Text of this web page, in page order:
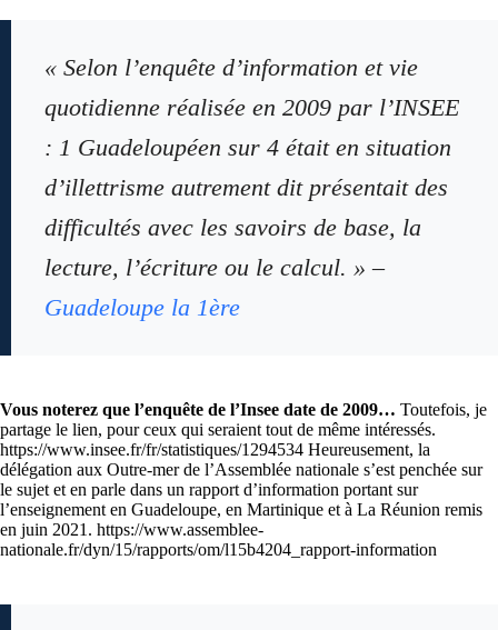
« Selon l’enquête d’information et vie
quotidienne réalisée en 2009 par l’INSEE
: 1 Guadeloupéen sur 4 était en situation
d’illettrisme autrement dit présentait des
difficultés avec les savoirs de base, la
lecture, l’écriture ou le calcul. » –
Guadeloupe la 1ère
Vous noterez que l’enquête de l’Insee date de 2009… Toutefois, je
partage le lien, pour ceux qui seraient tout de même intéressés.
https://www.insee.fr/fr/statistiques/1294534 Heureusement, la
délégation aux Outre-mer de l’Assemblée nationale s’est penchée sur
le sujet et en parle dans un rapport d’information portant sur
l’enseignement en Guadeloupe, en Martinique et à La Réunion remis
en juin 2021. https://www.assemblee-
nationale.fr/dyn/15/rapports/om/l15b4204_rapport-information